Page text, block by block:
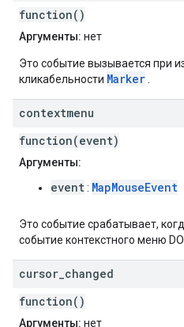
function()
Аргументы: нет
Это событие вызывается при
кликабельности Marker
contextmenu
function(event)
Аргументы:
event: MapMouseEvent
Это событие срабатывает,
событие контекстного меню
cursor changed
function()
Аргументы: нет